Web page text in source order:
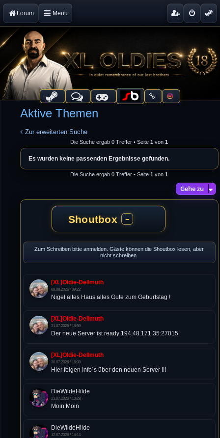
Forum Menü
Aktive Themen
Zur erweiterten Suche
Die Suche ergab 0 Treffer • Seite1 von1
Es wurden keine passenden Ergebnisse gefunden.
Die Suche ergab 0 Treffer • Seite1 von1
Gehe zu
Shoutbox −
Zum Schreiben bitte anmelden. Gäste können die Shoutbox lesen, aber
nicht schreiben.
[XL]Oldie-Dellmuth
08.08.2026 / 09:22
Nigel altes Haus alles Gute zum Geburtstag !
[XL]Oldie-Dellmuth
31.07.2026 / 18:59
Der neue Server ist ready 194.48.171.35:27015
[XL]Oldie-Dellmuth
30.07.2026 / 16:08
Hier folgen Info´s über den neuen Server !!!
DieWildeHilde
21.07.2026 / 10:28
Moin Moin
DieWildeHilde
12.07.2026 / 14:14